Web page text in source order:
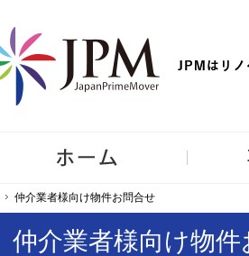
ホーム
仲介業者様向け物件お問合せ
仲介業者様向け物件
ホーム
仲介業者様向け物件お問合せ